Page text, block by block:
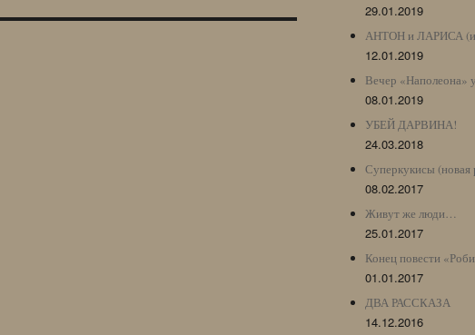
29.01.2019
АНТОН и ЛАРИСА
12.01.2019
Вечер «Наполеона»
08.01.2019
УБЕЙ ДАРВИНА!
24.03.2018
Суперкукисы (новая
08.02.2017
Живут же люди…
25.01.2017
Конец повести
01.01.2017
ДВА РАССКАЗА
14.12.2016